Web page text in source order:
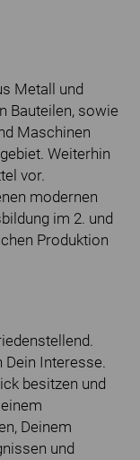
Metall und
Bauteilen, sowie
Maschinen
Weiterhin
vor.
modernen
im 2. und
Produktion
Dein Interesse.
besitzen und
Deinem
und